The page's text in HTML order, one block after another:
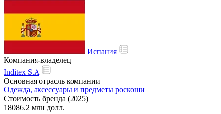
Испания
Компания-владелец
Inditex S.A
Основная отрасль компании
Одежда, аксессуары и предметы роскоши
Стоимость бренда (2025)
18086.2 млн долл.